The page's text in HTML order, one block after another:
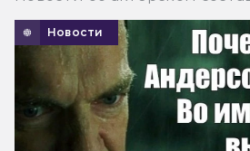
Новости